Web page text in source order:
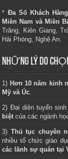
* Đa Số Khách
Miền Nam và Miền
Trăng, Kiên Giang,
Hải Phòng, Nghệ An.
NHỮNG LÝ DO
1) Hơn 10 năm kinh
Mỹ và Úc.
2) Đại diện tuyển
biệt của các ngành
3) Thủ tục chuyên
nhiều tổ chức giáo
các lãnh sự quán tại